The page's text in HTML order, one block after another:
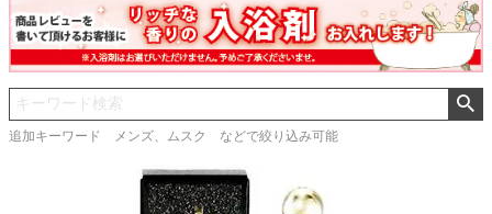
追加キーワード メンズ、ムスク などで絞り込み可能